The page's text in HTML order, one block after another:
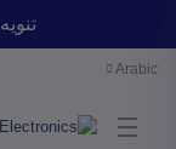
Arabic